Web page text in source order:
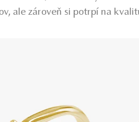
ale zároveň si potrpí na